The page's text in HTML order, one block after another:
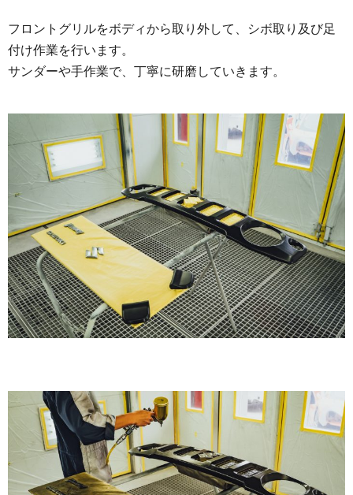
フロントグリルをボディから取り外して、シボ取り及び足
付け作業を行います。
サンダーや手作業で、丁寧に研磨していきます。